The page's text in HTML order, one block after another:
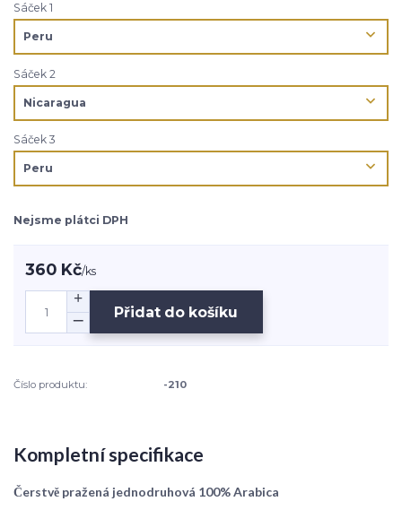
Sáček 1
Sáček 2
Sáček 3
Nejsme plátci DPH
360 Kč/ks
Přidat do košíku
Číslo produktu: -210
Kompletní specifikace
Čerstvě pražená jednodruhová 100% Arabica